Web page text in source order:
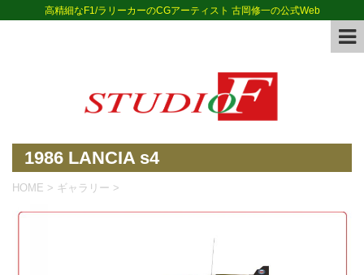
高精細なF1/ラリーカーのCGアーティスト 古岡修一の公式Web
1986 LANCIA s4
HOME > ギャラリー >